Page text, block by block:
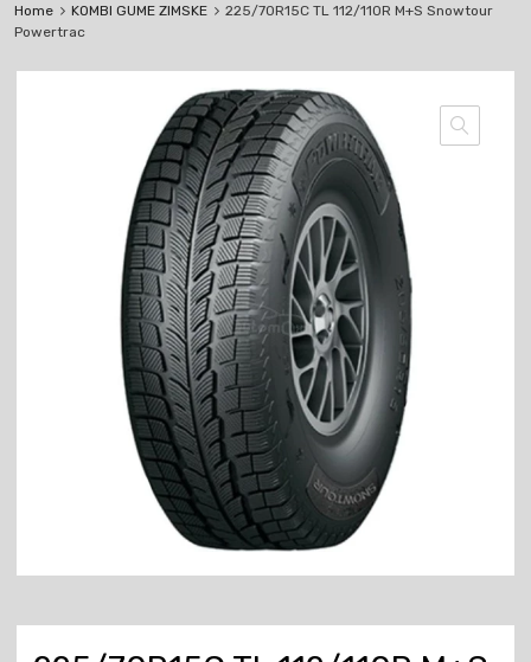
Home KOMBI GUME ZIMSKE
225/70R15C TL 112/110R M+S Snowtour
Powertrac